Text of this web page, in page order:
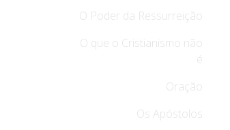
O Poder da Ressurreição
O que o Cristianismo não
é
Oração
Os Apóstolos